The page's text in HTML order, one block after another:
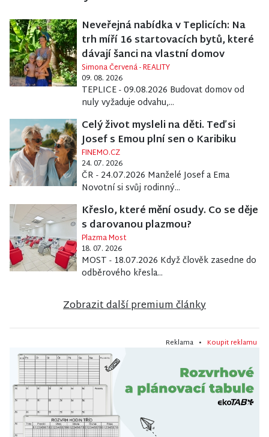
Neveřejná nabídka v Teplicích: Na
trh míří 16 startovacích bytů, které
dávají šanci na vlastní domov
Simona Červená - REALITY
09. 08. 2026
TEPLICE - 09.08.2026 Budovat domov od
nuly vyžaduje odvahu,...
Celý život mysleli na děti. Teď si
Josef s Emou plní sen o Karibiku
FINEMO.CZ
24. 07. 2026
ČR - 24.07.2026 Manželé Josef a Ema
Novotní si svůj rodinný...
Křeslo, které mění osudy. Co se děje
s darovanou plazmou?
Plazma Most
18. 07. 2026
MOST - 18.07.2026 Když člověk zasedne do
odběrového křesla...
Zobrazit další premium články
Reklama • Koupit reklamu